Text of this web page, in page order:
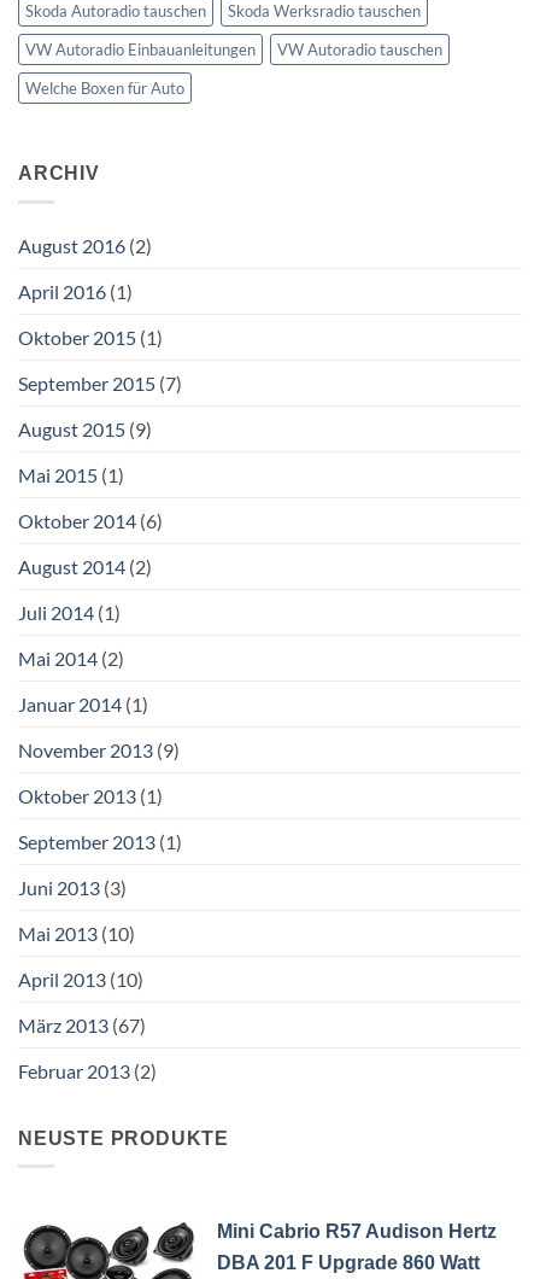
Skoda Autoradio tauschen
Skoda Werksradio tauschen
VW Autoradio Einbauanleitungen
VW Autoradio tauschen
Welche Boxen für Auto
ARCHIV
August 2016 (2)
April 2016 (1)
Oktober 2015 (1)
September 2015 (7)
August 2015 (9)
Mai 2015 (1)
Oktober 2014 (6)
August 2014 (2)
Juli 2014 (1)
Mai 2014 (2)
Januar 2014 (1)
November 2013 (9)
Oktober 2013 (1)
September 2013 (1)
Juni 2013 (3)
Mai 2013 (10)
April 2013 (10)
März 2013 (67)
Februar 2013 (2)
NEUSTE PRODUKTE
Mini Cabrio R57 Audison Hertz
DBA 201 F Upgrade 860 Watt